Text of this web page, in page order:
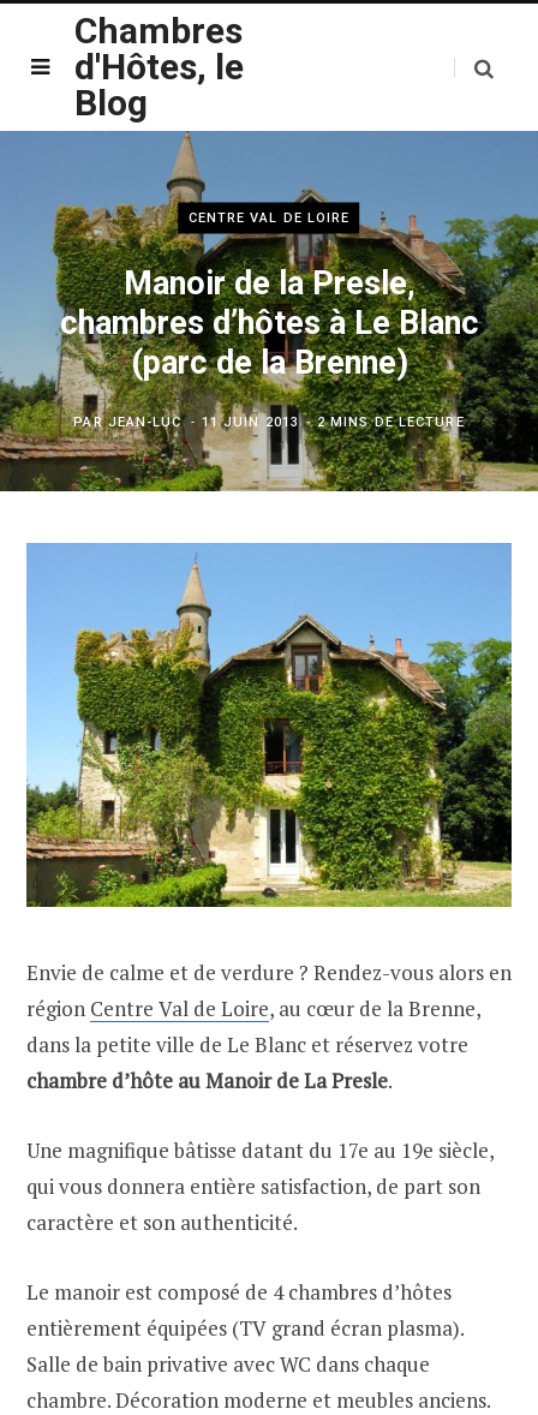
Chambres
d'Hôtes, le
Blog
CENTRE VAL DE LOIRE
Manoir de la Presle,
chambres d’hôtes à Le Blanc
(parc de la Brenne)
PARJEAN-LUC 11 JUIN 2013 2 MINS DE LECTURE
Envie de calme et de verdure ? Rendez-vous alors en
région Centre Val de Loire, au cœur de la Brenne,
dans la petite ville de Le Blanc et réservez votre
chambre d’hôte au Manoir de La Presle.
Une magnifique bâtisse datant du 17e au 19e siècle,
qui vous donnera entière satisfaction, de part son
caractère et son authenticité.
Le manoir est composé de 4 chambres d’hôtes
entièrement équipées (TV grand écran plasma).
Salle de bain privative avec WC dans chaque
chambre. Décoration moderne et meubles anciens.